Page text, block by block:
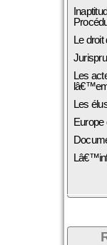
Le droit
Les
Les
Europe